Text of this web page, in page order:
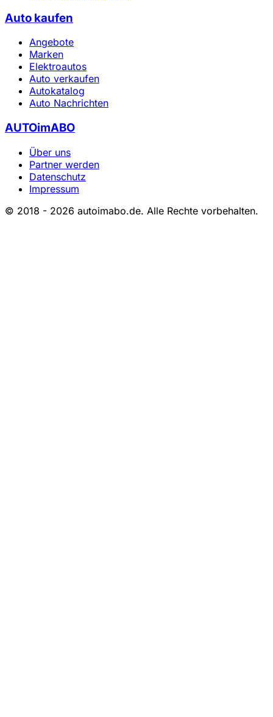
Auto kaufen
Angebote
Marken
Elektroautos
Auto verkaufen
Autokatalog
Auto Nachrichten
AUTOimABO
Über uns
Partner werden
Datenschutz
Impressum
© 2018 - 2026 autoimabo.de. Alle Rechte vorbehalten.